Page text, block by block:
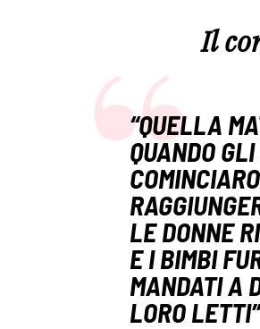
Il
“QUELLA
QUANDO
LE DONNE
E I BIMBI
MANDATI A
LORO LETTI”